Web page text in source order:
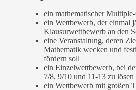
ein mathematischer
ein Wettbewerb, der einmal
Klausurwettbewerb an den
eine Veranstaltung, deren
Mathematik wecken und
fördern soll
ein Einzelwettbewerb, bei
7/8, 9/10 und 11-13 zu lösen
ein Wettbewerb mit großen